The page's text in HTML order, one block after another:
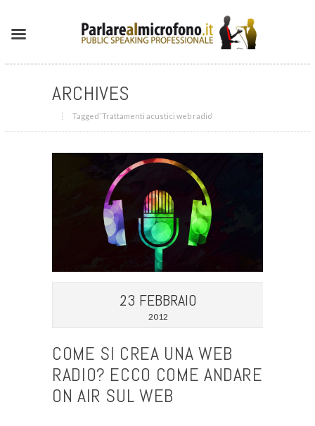
ARCHIVES
Tagged ‘Trattamenti acustici web radio‘
23 FEBBRAIO
2012
COME SI CREA UNA WEB
RADIO? ECCO COME ANDARE
ON AIR SUL WEB